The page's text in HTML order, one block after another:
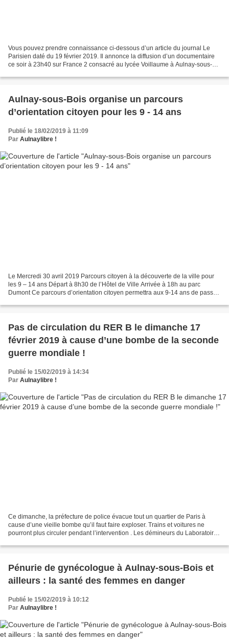
Vous pouvez prendre connaissance ci-dessous d’un article du journal Le
Parisien daté du 19 février 2019. Il annonce la diffusion d’un documentaire
ce soir à 23h40 sur France 2 consacré au lycée Voillaume à Aulnay-sous-
Aulnay-sous-Bois organise un parcours
d’orientation citoyen pour les 9 - 14 ans
Publié le 18/02/2019 à 11:09
Par Aulnaylibre !
Le Mercredi 30 avril 2019 Parcours citoyen à la découverte de la ville pour
les 9 – 14 ans Départ à 8h30 de l’Hôtel de Ville Arrivée à 18h au parc
Dumont Ce parcours d’orientation citoyen permettra aux 9-14 ans de passer
Pas de circulation du RER B le dimanche 17
février 2019 à cause d’une bombe de la seconde
guerre mondiale !
Publié le 15/02/2019 à 14:34
Par Aulnaylibre !
Ce dimanche, la préfecture de police évacue tout un quartier de Paris à
cause d’une vieille bombe qu’il faut faire exploser. Trains et voitures ne
pourront plus circuler pendant l’intervention . Les démineurs du Laboratoire
Pénurie de gynécologue à Aulnay-sous-Bois et
ailleurs : la santé des femmes en danger
Publié le 15/02/2019 à 10:12
Par Aulnaylibre !